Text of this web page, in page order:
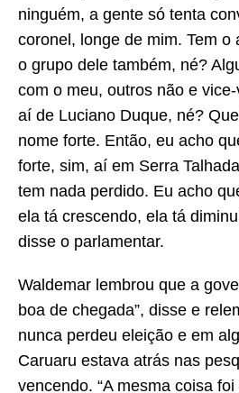
ninguém, a gente só tenta
coronel, longe de mim. Tem o
o grupo dele também, né?
com o meu, outros não e
aí de Luciano Duque, né?
nome forte. Então, eu acho
forte, sim, aí em Serra
tem nada perdido. Eu acho
ela tá crescendo, ela tá
disse o parlamentar.
Waldemar lembrou que a
boa de chegada”, disse e
nunca perdeu eleição e em
Caruaru estava atrás nas
vencendo. “A mesma coisa